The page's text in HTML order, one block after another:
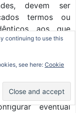
devem ser
termos ou
aos que
aceites e
em
assim conflitos
das regras da
eventual
continuing to use this
see here: Cookie